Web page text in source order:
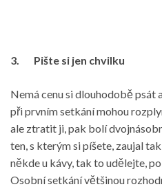
3. Pište si jen chvilku
Nemá cenu si dlouhodobě psát
při prvním setkání mohou
ale ztratit ji, pak bolí
ten, s kterým si píšete, zaujal
někde u kávy, tak to udělejte,
Osobní setkání většinou